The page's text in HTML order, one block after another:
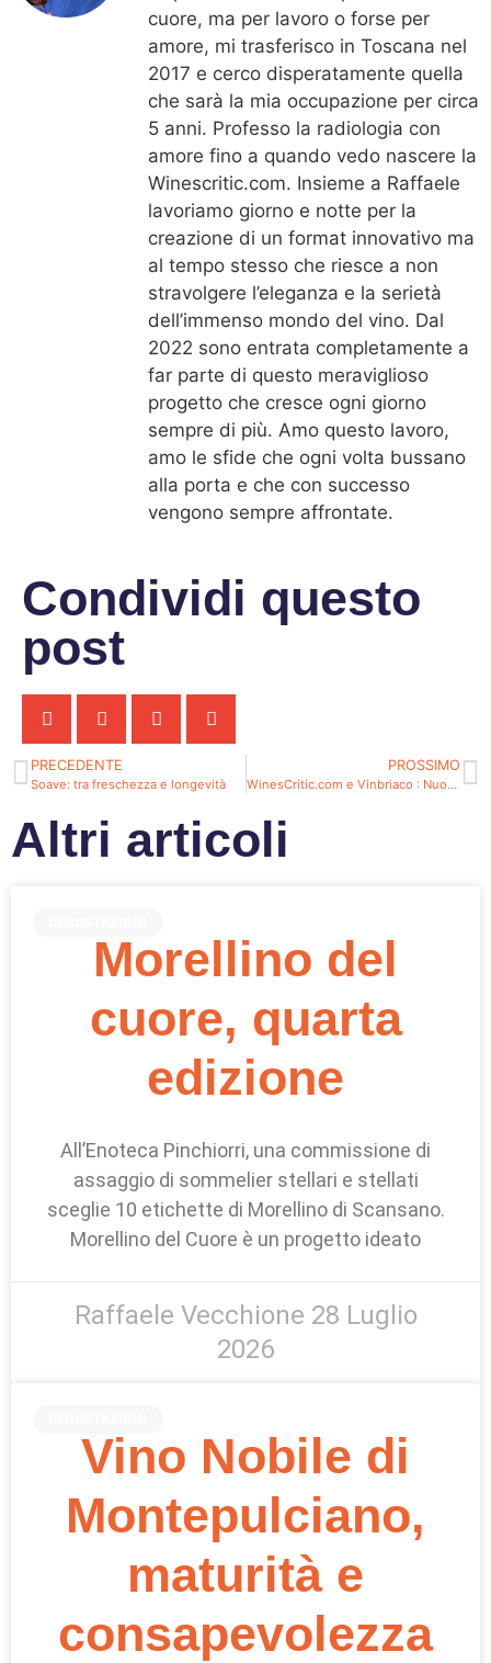
cuore, ma per lavoro o forse per
amore, mi trasferisco in Toscana nel
2017 e cerco disperatamente quella
che sarà la mia occupazione per circa
5 anni. Professo la radiologia con
amore fino a quando vedo nascere la
Winescritic.com. Insieme a Raffaele
lavoriamo giorno e notte per la
creazione di un format innovativo ma
al tempo stesso che riesce a non
stravolgere l’eleganza e la serietà
dell’immenso mondo del vino. Dal
2022 sono entrata completamente a
far parte di questo meraviglioso
progetto che cresce ogni giorno
sempre di più. Amo questo lavoro,
amo le sfide che ogni volta bussano
alla porta e che con successo
vengono sempre affrontate.
Condividi questo
post
PRECEDENTE
Soave: tra freschezza e longevità
PROSSIMO
WinesCritic.com e Vinbriaco : Nuova Collaborazione su WineShop
Altri articoli
Morellino del
cuore, quarta
edizione
All’Enoteca Pinchiorri, una commissione di
assaggio di sommelier stellari e stellati
sceglie 10 etichette di Morellino di Scansano.
Morellino del Cuore è un progetto ideato
Raffaele Vecchione 28 Luglio
2026
Vino Nobile di
Montepulciano,
maturità e
consapevolezza